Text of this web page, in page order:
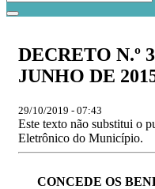
DECRETO N.º
JUNHO DE
29/10/2019 - 07:43
Este texto não substitui o
Eletrônico do Município.
CONCEDE OS